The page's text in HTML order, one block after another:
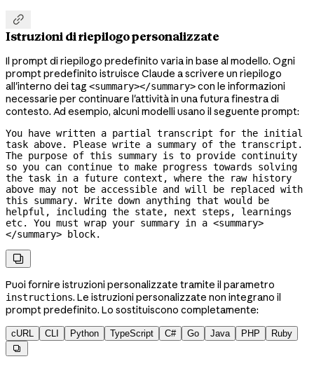

Istruzioni di riepilogo personalizzate
Il prompt di riepilogo predefinito varia in base al modello. Ogni
prompt predefinito istruisce Claude a scrivere un riepilogo
all'interno dei tag <summary></summary>con le informazioni
necessarie per continuare l'attività in una futura finestra di
contesto. Ad esempio, alcuni modelli usano il seguente prompt:
You have written a partial transcript for the initial
task above. Please write a summary of the transcript.
The purpose of this summary is to provide continuity
so you can continue to make progress towards solving
the task in a future context, where the raw history
above may not be accessible and will be replaced with
this summary. Write down anything that would be
helpful, including the state, next steps, learnings
etc. You must wrap your summary in a <summary>
</summary> block.

Puoi fornire istruzioni personalizzate tramite il parametro
instructions. Le istruzioni personalizzate non integrano il
prompt predefinito. Lo sostituiscono completamente:
cURL CLI Python TypeScript C# Go Java PHP Ruby
